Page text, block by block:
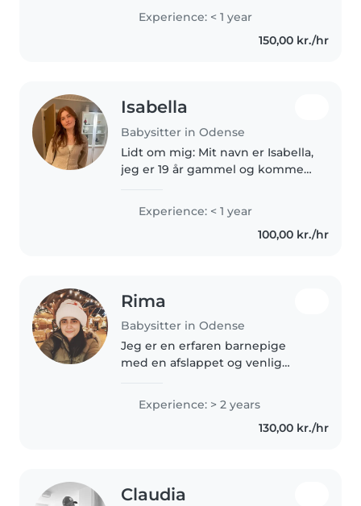
børn, da jeg arbejder 30 timer
ugentligt i en vuggestue i
Bellinge, jeg er god til at danne..
Experience: < 1 year
150,00 kr./hr
Isabella
Babysitter in Odense
Lidt om mig: Mit navn er Isabella,
jeg er 19 år gammel og kommer
en sød familie som babysitter, da
Experience: < 1 year
100,00 kr./hr
Rima
Babysitter in Odense
Jeg er en erfaren barnepige
med en afslappet og venlig
erfaring med at passe børn i
alderen fra 1 til 12 år. Jeg nyder at
engagere børn i kreative
Experience: > 2 years
130,00 kr./hr
Claudia